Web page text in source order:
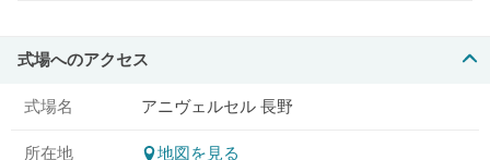
式場へのアクセス
式場名 アニヴェルセル 長野
所在地
地図を見る